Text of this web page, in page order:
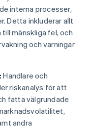
interna processer,
Detta inkluderar allt
mänskliga fel, och
och varningar
Handlare och
riskanalys för att
fatta välgrundade
andra